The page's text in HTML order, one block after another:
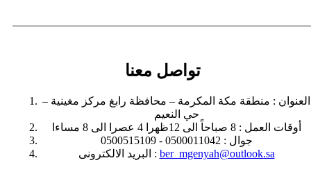
تواصل معنا
العنوان : منطقة مكة المكرمة – محافظة رابغ مركز مغينية –
حي النعيم
أوقات العمل :8 صباحاً الى 12ظهرا 4 عصرا الى 8 مساءا
جوال : 0500011042 - 0500515109
البريد الالكترونى : ber_mgenyah@outlook.sa